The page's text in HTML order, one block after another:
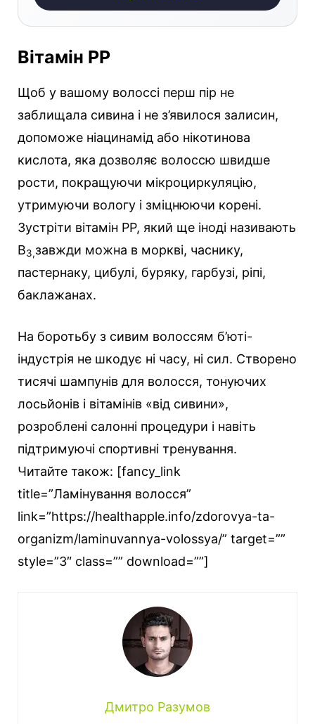
Вітамін РР
Щоб у вашому волоссі перш пір не
заблищала сивина і не з’явилося залисин,
допоможе ніацинамід або нікотинова
кислота, яка дозволяє волоссю швидше
рости, покращуючи мікроциркуляцію,
утримуючи вологу і зміцнюючи корені.
Зустріти вітамін РР, який ще іноді називають
В3,завжди можна в моркві, часнику,
пастернаку, цибулі, буряку, гарбузі, ріпі,
баклажанах.
На боротьбу з сивим волоссям б’юті-
індустрія не шкодує ні часу, ні сил. Створено
тисячі шампунів для волосся, тонуючих
лосьйонів і вітамінів «від сивини»,
розроблені салонні процедури і навіть
підтримуючі спортивні тренування.
Читайте також: [fancy_link
title=”Ламінування волосся”
link=”https://healthapple.info/zdorovya-ta-
organizm/laminuvannya-volossya/” target=””
style=”3″ class=”” download=””]
Дмитро Разумов